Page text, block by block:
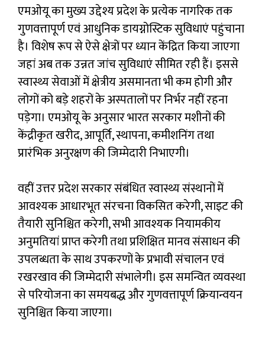
एमओयू का मुख्य उद्देश्य प्रदेश के प्रत्येक नागरिक तक
गुणवत्तापूर्ण एवं आधुनिक डायग्नोस्टिक सुविधाएं पहुंचाना
है। विशेष रूप से ऐसे क्षेत्रों पर ध्यान केंद्रित किया जाएगा
जहां अब तक उन्नत जांच सुविधाएं सीमित रही हैं। इससे
स्वास्थ्य सेवाओं में क्षेत्रीय असमानता भी कम होगी और
लोगों को बड़े शहरों के अस्पतालों पर निर्भर नहीं रहना
पड़ेगा। एमओयू के अनुसार भारत सरकार मशीनों की
केंद्रीकृत खरीद, आपूर्ति, स्थापना, कमीशनिंग तथा
प्रारंभिक अनुरक्षण की जिम्मेदारी निभाएगी।
वहीं उत्तर प्रदेश सरकार संबंधित स्वास्थ्य संस्थानों में
आवश्यक आधारभूत संरचना विकसित करेगी, साइट की
तैयारी सुनिश्चित करेगी, सभी आवश्यक नियामकीय
अनुमतियां प्राप्त करेगी तथा प्रशिक्षित मानव संसाधन की
उपलब्धता के साथ उपकरणों के प्रभावी संचालन एवं
रखरखाव की जिम्मेदारी संभालेगी। इस समन्वित व्यवस्था
से परियोजना का समयबद्ध और गुणवत्तापूर्ण क्रियान्वयन
सुनिश्चित किया जाएगा।